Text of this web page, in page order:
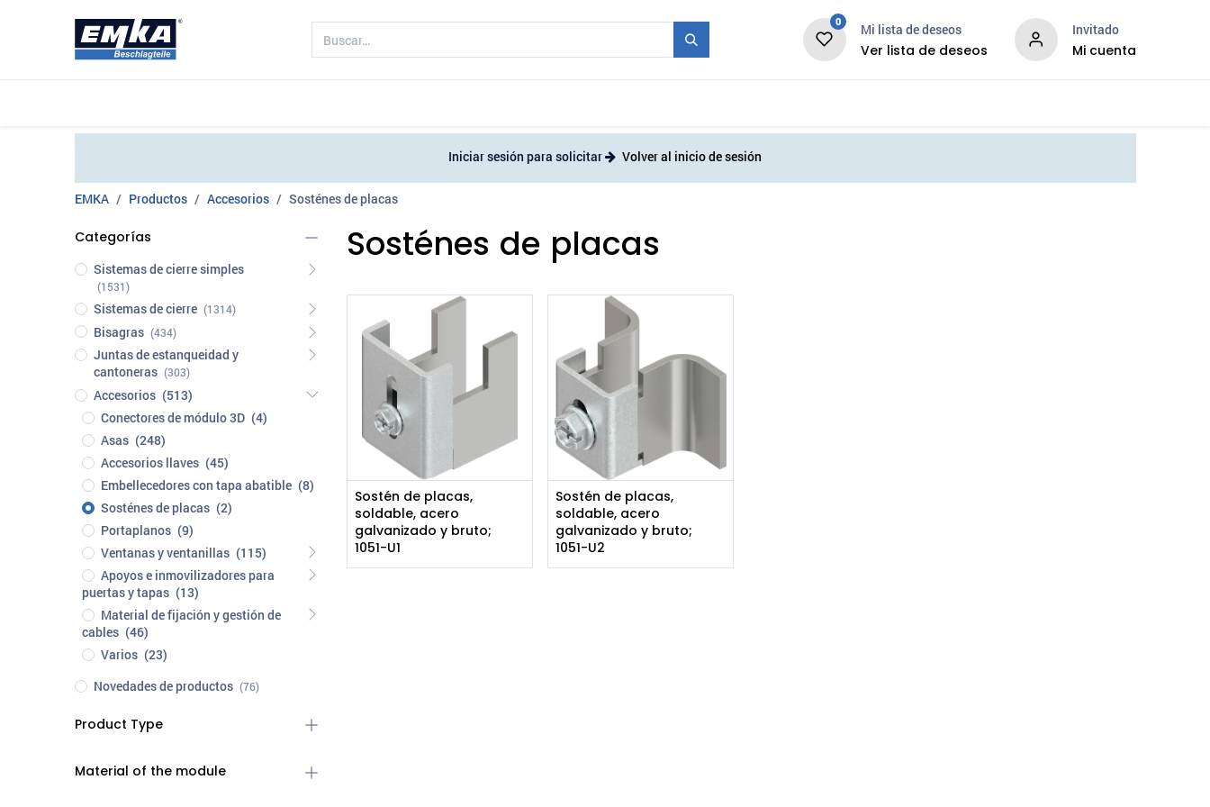
0 Mi lista de deseos
Ver lista de deseos
Invitado
Mi cuenta
Iniciar sesión para solicitar Volver al inicio de sesión
EMKA Productos Accesorios Sosténes de placas
Categorías
Sistemas de cierre simples
(1531)
Sistemas de cierre (1314)
Bisagras (434)
Juntas de estanqueidad y
cantoneras (303)
Accesorios (513)
Conectores de módulo 3D (4)
Asas (248)
Accesorios llaves (45)
Embellecedores con tapa abatible (8)
Sosténes de placas (2)
Portaplanos (9)
Ventanas y ventanillas (115)
Apoyos e inmovilizadores para
puertas y tapas (13)
Material de fijación y gestión de
cables (46)
Varios (23)
Novedades de productos (76)
Product Type
Material of the module
Sosténes de placas
Sostén de placas,
soldable, acero
galvanizado y bruto;
1051-U1
Sostén de placas,
soldable, acero
galvanizado y bruto;
1051-U2